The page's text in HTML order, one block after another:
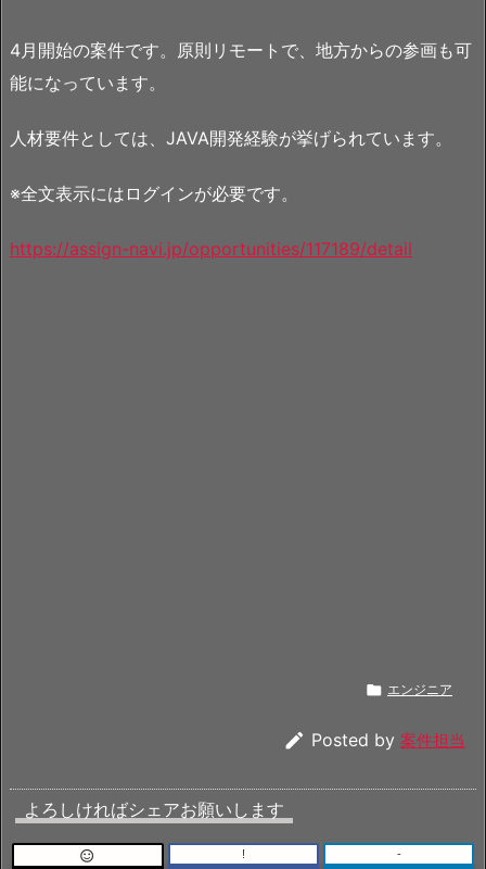
4月開始の案件です。原則リモートで、地方からの参画も可
能になっています。
人材要件としては、JAVA開発経験が挙げられています。
※全文表示にはログインが必要です。
https://assign-navi.jp/opportunities/117189/detail
 エンジニア
 Posted by 案件担当
よろしければシェアお願いします
 ! -